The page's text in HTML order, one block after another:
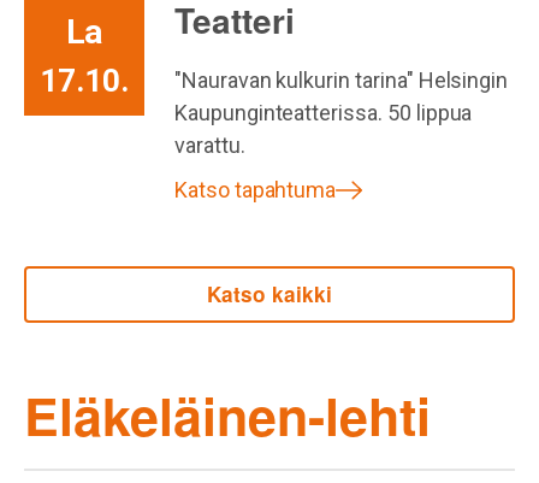
La
17.10.
Teatteri
"Nauravan kulkurin tarina" Helsingin
Kaupunginteatterissa. 50 lippua
varattu.
Katso tapahtuma
Katso kaikki
Eläkeläinen-lehti